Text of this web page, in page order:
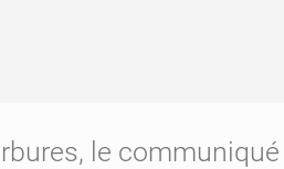
le